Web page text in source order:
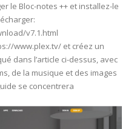
le Bloc-notes ++ et installez-le
v7.1.html
www.plex.tv/ et créez un
dans l’article ci-dessus, avec
de la musique et des images
se concentrera